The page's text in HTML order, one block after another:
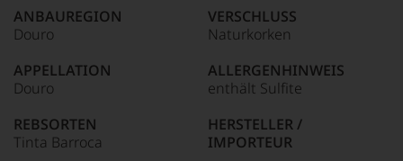
Unter 85 Punkte:
kaum
ein
Das
dokumentieren
auch
und
ANBAUREGION
Douro
APPELLATION
Douro
REBSORTEN
Tinta Barroca
VERSCHLUSS
Naturkorken
ALLERGENHINWEIS
enthält Sulfite
HERSTELLER /
IMPORTEUR